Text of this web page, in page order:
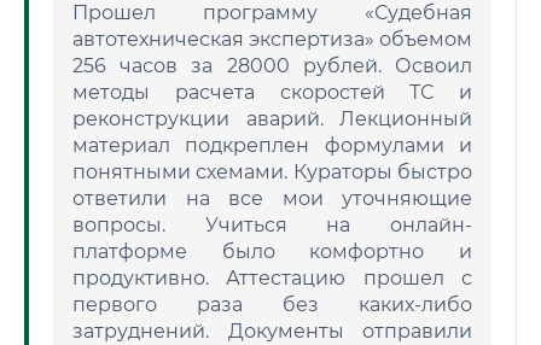
Прошел программу «Судебная
автотехническая экспертиза» объемом
256 часов за 28000 рублей. Освоил
методы расчета скоростей ТС и
реконструкции аварий. Лекционный
материал подкреплен формулами и
понятными схемами. Кураторы быстро
ответили на все мои уточняющие
вопросы. Учиться на онлайн-
платформе было комфортно и
продуктивно. Аттестацию прошел с
первого раза без каких-либо
затруднений. Документы отправили